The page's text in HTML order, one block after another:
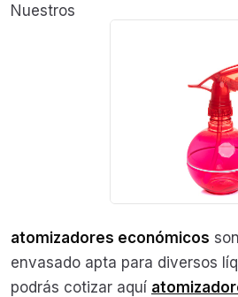
Nuestros
atomizadores económicos
envasado apta para diversos
podrás cotizar aquí